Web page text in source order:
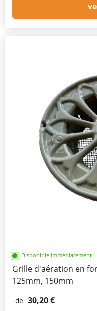
Disponible immédiatement
Grille d'aération en
125mm, 150mm
de 30,20 €